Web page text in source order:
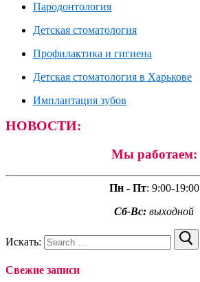
Пародонтология
Детская стоматология
Профилактика и гигиена
Детская стоматология в Харькове
Имплантация зубов
НОВОСТИ:
Мы работаем:
Пн - Пт: 9:00-19:00
Сб-Вс: выходной
Искать:
Свежие записи